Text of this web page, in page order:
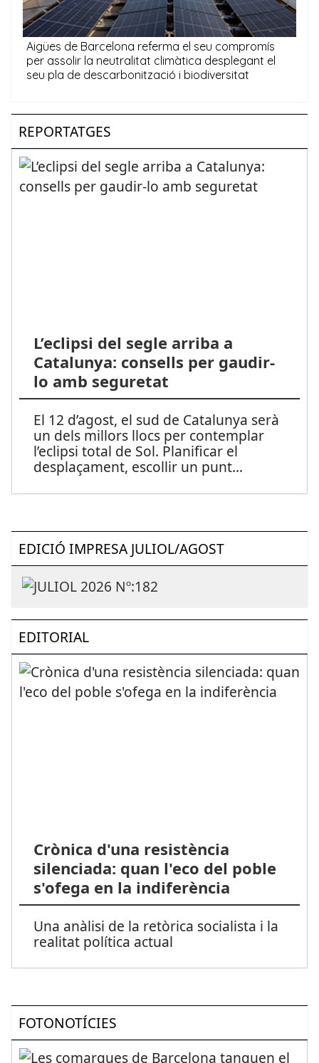
REPORTATGES
L’eclipsi del segle arriba a
Catalunya: consells per gaudir-
lo amb seguretat
El 12 d’agost, el sud de Catalunya serà
un dels millors llocs per contemplar
l’eclipsi total de Sol. Planificar el
desplaçament, escollir un punt...
EDICIÓ IMPRESA JULIOL/AGOST
EDITORIAL
Crònica d'una resistència
silenciada: quan l'eco del poble
s'ofega en la indiferència
Una anàlisi de la retòrica socialista i la
realitat política actual
FOTONOTÍCIES